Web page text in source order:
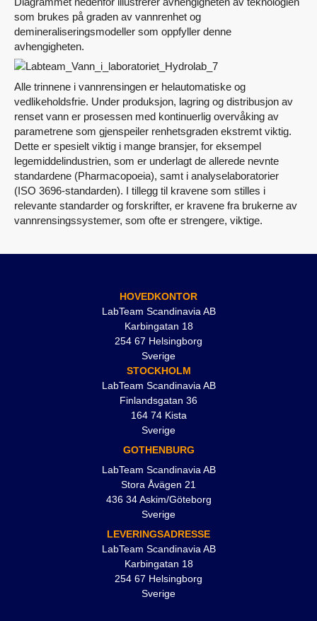
som brukes på graden av vannrenhet og
demineraliseringsmodeller som oppfyller denne
avhengigheten.
Alle trinnene i vannrensingen er helautomatiske og
vedlikeholdsfrie. Under produksjon, lagring og distribusjon av
renset vann er prosessen med kontinuerlig overvåking av
parametrene som gjenspeiler renhetsgraden ekstremt viktig.
Dette er spesielt viktig i mange bransjer, for eksempel
legemiddelindustrien, som er underlagt de allerede nevnte
standardene (Pharmacopoeia), samt i analyselaboratorier
(ISO 3696-standarden). I tillegg til kravene som stilles i
relevante standarder og forskrifter, er kravene fra brukerne av
vannrensingssystemer, som ofte er strengere, viktige.
HOVEDKONTOR
LabTeam Scandinavia AB
Karbingatan 18
254 67 Helsingborg
Sverige
STOCKHOLM
LabTeam Scandinavia AB
Finlandsgatan 36
164 74 Kista
Sverige
GOTHENBURG
LabTeam Scandinavia AB
Stora Åvägen 21
436 34 Askim/Göteborg
Sverige
LEVERINGSADRESSE
LabTeam Scandinavia AB
Karbingatan 18
254 67 Helsingborg
Sverige